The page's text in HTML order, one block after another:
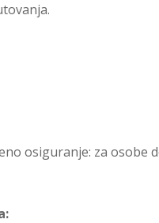
osiguranje: za osobe